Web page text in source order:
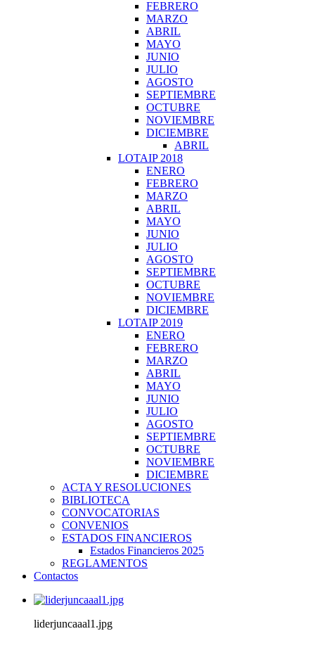
FEBRERO
MARZO
ABRIL
MAYO
JUNIO
JULIO
AGOSTO
SEPTIEMBRE
OCTUBRE
NOVIEMBRE
DICIEMBRE
ABRIL
LOTAIP 2018
ENERO
FEBRERO
MARZO
ABRIL
MAYO
JUNIO
JULIO
AGOSTO
SEPTIEMBRE
OCTUBRE
NOVIEMBRE
DICIEMBRE
LOTAIP 2019
ENERO
FEBRERO
MARZO
ABRIL
MAYO
JUNIO
JULIO
AGOSTO
SEPTIEMBRE
OCTUBRE
NOVIEMBRE
DICIEMBRE
ACTA Y RESOLUCIONES
BIBLIOTECA
CONVOCATORIAS
CONVENIOS
ESTADOS FINANCIEROS
Estados Financieros 2025
REGLAMENTOS
Contactos
liderjuncaaal1.jpg